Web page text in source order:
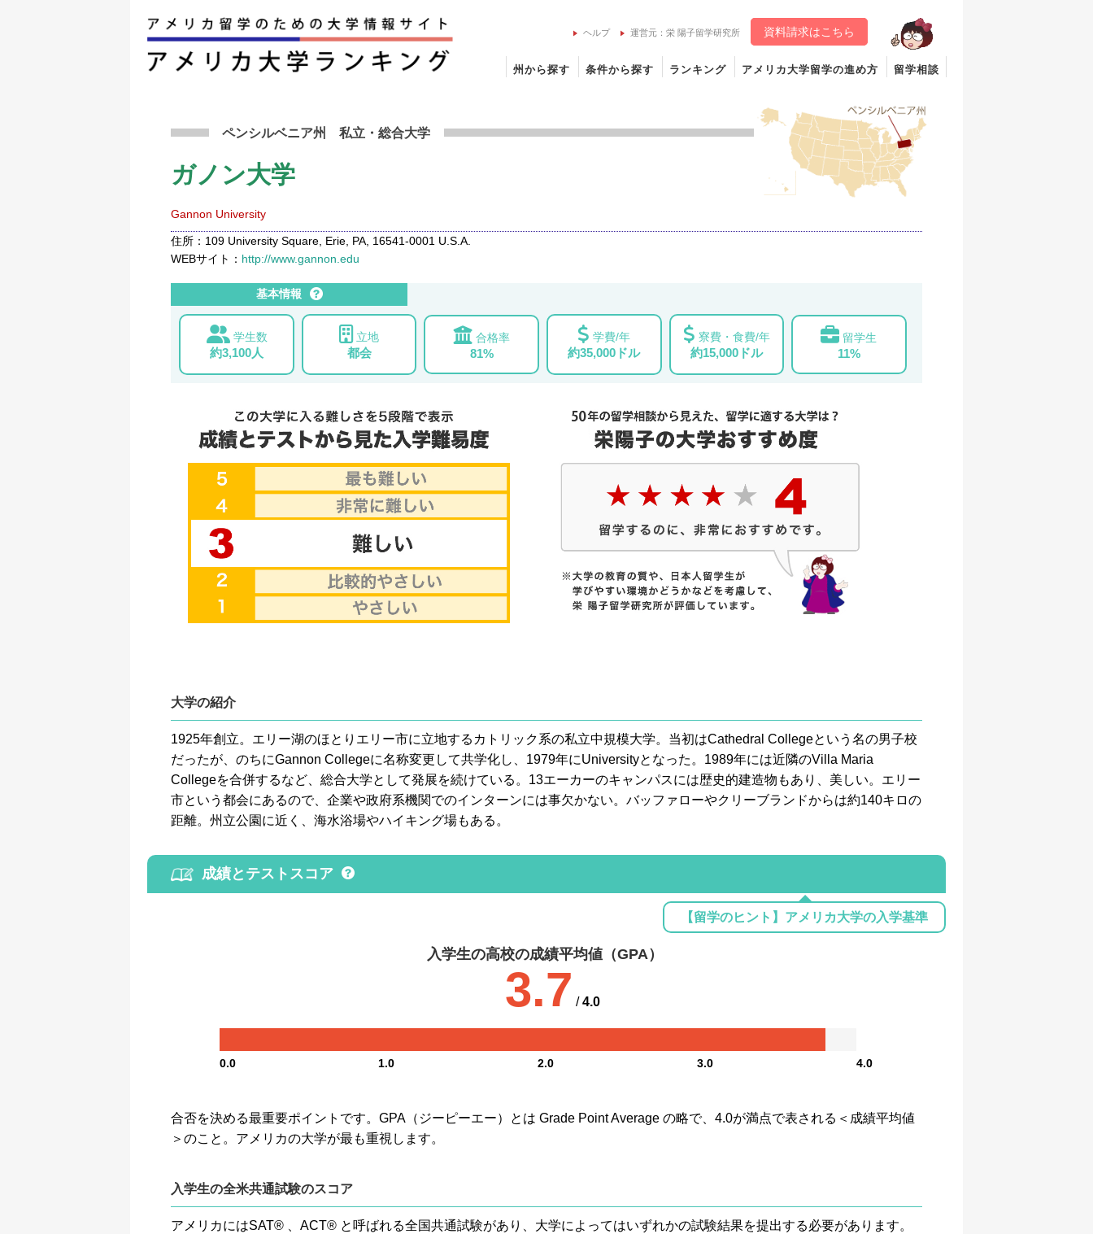
ヘルプ 運営元：栄 陽子留学研究所 資料請求はこちら
州から探す 条件から探す ランキング アメリカ大学留学の進め方 留学相談
ペンシルベニア州私立 ・総合大学
ガノン大学
Gannon University
住所：109 University Square, Erie, PA, 16541-0001 U.S.A.
WEBサイト： http://www.gannon.edu
基本情報
学生数
約3,100人
立地
都会
合格率
81%
学費/年
約35,000ドル
寮費・食費/年
約15,000ドル
留学生
11%
大学の紹介
1925年創立。エリー湖のほとりエリー市に立地するカトリック系の私立中規模大学。当初はCathedral Collegeという名の男子校
だったが、のちにGannon Collegeに名称変更して共学化し、1979年にUniversityとなった。1989年には近隣のVilla Maria
Collegeを合併するなど、総合大学として発展を続けている。13エーカーのキャンパスには歴史的建造物もあり、美しい。エリー
市という都会にあるので、企業や政府系機関でのインターンには事欠かない。バッファローやクリーブランドからは約140キロの
距離。州立公園に近く、海水浴場やハイキング場もある。
成績とテストスコア
【留学のヒント】アメリカ大学の入学基準
入学生の高校の成績平均値（GPA）
3.7 /4.0
0.0 1.0 2.0 3.0 4.0
合否を決める最重要ポイントです。GPA（ジーピーエー）とは Grade Point Average の略で、4.0が満点で表される＜成績平均値
＞のこと。アメリカの大学が最も重視します。
入学生の全米共通試験のスコア
アメリカにはSAT® 、ACT® と呼ばれる全国共通試験があり、大学によってはいずれかの試験結果を提出する必要があります。